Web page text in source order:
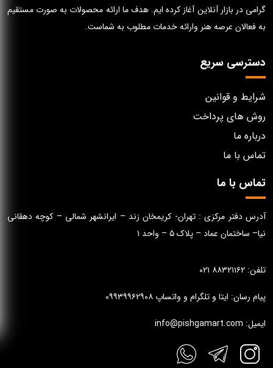
گرامی در بازار آنلاین آغاز کرده ایم. هدف ما ارائه محصولات به صورت مستقیم
به فعالان عرصه هنر وارائه خدمات مطلوب به شماست.
دسترسی سریع
شرایط و قوانین
روش های پرداخت
درباره ما
تماس با ما
تماس با ما
آدرس دفتر مرکزی : تهران- کریمخان زند – ایرانشهر شمالی – کوچه دهقانی
نیا– ساختمان عماد – پلاک ۵ – واحد ۱
تلفن: ۸۸۳۲۱۱۶۲ ۰۲۱
پیام رسان: ایتا و تلگرام و واتساپ ۰۹۹۳۹۹۶۲۹۰۸
ایمیل: info@pishgamart.com